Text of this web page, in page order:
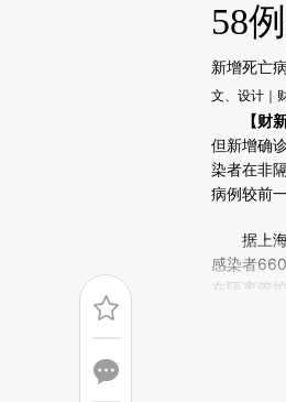
58
新增死亡
文、设计｜
请务必
(https://
场。推荐
【财
但新增确
染者在非
病例较前
据上海
感染者
在隔离管